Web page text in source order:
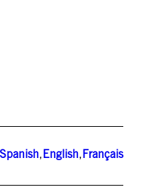
Spanish,English,Français